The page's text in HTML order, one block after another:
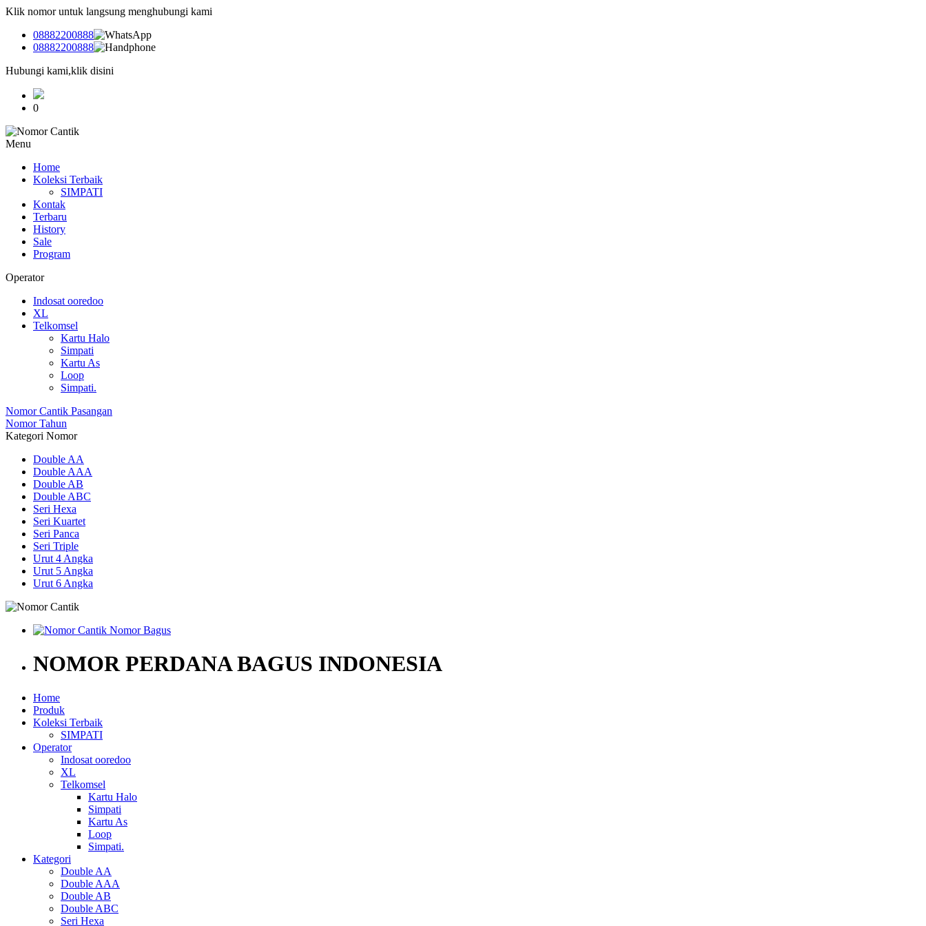
Klik nomor untuk langsung menghubungi kami
08882200888
08882200888
Hubungi kami,klik disini
0
Menu
Home
Koleksi Terbaik
SIMPATI
Kontak
Terbaru
History
Sale
Program
Operator
Indosat ooredoo
XL
Telkomsel
Kartu Halo
Simpati
Kartu As
Loop
Simpati.
Nomor Cantik Pasangan
Nomor Tahun
Kategori Nomor
Double AA
Double AAA
Double AB
Double ABC
Seri Hexa
Seri Kuartet
Seri Panca
Seri Triple
Urut 4 Angka
Urut 5 Angka
Urut 6 Angka
NOMOR PERDANA BAGUS INDONESIA
Home
Produk
Koleksi Terbaik
SIMPATI
Operator
Indosat ooredoo
XL
Telkomsel
Kartu Halo
Simpati
Kartu As
Loop
Simpati.
Kategori
Double AA
Double AAA
Double AB
Double ABC
Seri Hexa